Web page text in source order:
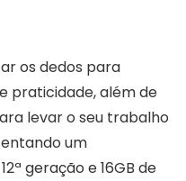
os dedos para
praticidade, além de
levar o seu trabalho
um
geração e 16GB de